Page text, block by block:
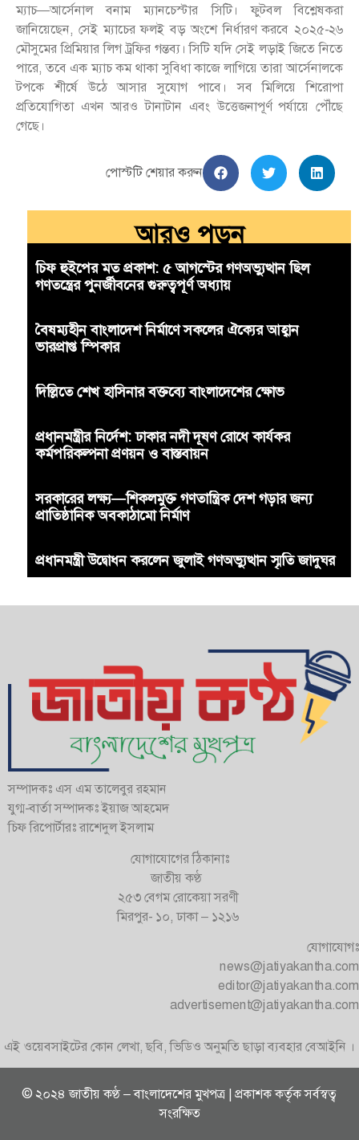
ম্যাচ—আর্সেনাল বনাম ম্যানচেস্টার সিটি। ফুটবল বিশ্লেষকরা
জানিয়েছেন, সেই ম্যাচের ফলই বড় অংশে নির্ধারণ করবে ২০২৫-২৬
মৌসুমের প্রিমিয়ার লিগ ট্রফির গন্তব্য। সিটি যদি সেই লড়াই জিতে নিতে
পারে, তবে এক ম্যাচ কম থাকা সুবিধা কাজে লাগিয়ে তারা আর্সেনালকে
টপকে শীর্ষে উঠে আসার সুযোগ পাবে। সব মিলিয়ে শিরোপা
প্রতিযোগিতা এখন আরও টানাটান এবং উত্তেজনাপূর্ণ পর্যায়ে পৌঁছে
গেছে।
পোস্টটি শেয়ার করুন
আরও পড়ুন
চিফ হুইপের মত প্রকাশ: ৫ আগস্টের গণঅভ্যুত্থান ছিল
গণতন্ত্রের পুনর্জীবনের গুরুত্বপূর্ণ অধ্যায়
বৈষম্যহীন বাংলাদেশ নির্মাণে সকলের ঐক্যের আহ্বান
ভারপ্রাপ্ত স্পিকার
দিল্লিতে শেখ হাসিনার বক্তব্যে বাংলাদেশের ক্ষোভ
প্রধানমন্ত্রীর নির্দেশ: ঢাকার নদী দূষণ রোধে কার্যকর
কর্মপরিকল্পনা প্রণয়ন ও বাস্তবায়ন
সরকারের লক্ষ্য—শিকলমুক্ত গণতান্ত্রিক দেশ গড়ার জন্য
প্রাতিষ্ঠানিক অবকাঠামো নির্মাণ
প্রধানমন্ত্রী উদ্বোধন করলেন জুলাই গণঅভ্যুত্থান স্মৃতি জাদুঘর
সম্পাদকঃ এস এম তালেবুর রহমান
যুগ্ম-বার্তা সম্পাদকঃ ইয়াজ আহমেদ
চিফ রিপোর্টারঃ রাশেদুল ইসলাম
যোগাযোগের ঠিকানাঃ
জাতীয় কণ্ঠ
২৫৩ বেগম রোকেয়া সরণী
মিরপুর- ১০, ঢাকা – ১২১৬
যোগাযোগঃ
news@jatiyakantha.com
editor@jatiyakantha.com
advertisement@jatiyakantha.com
এই ওয়েবসাইটের কোন লেখা, ছবি, ভিডিও অনুমতি ছাড়া ব্যবহার বেআইনি ।
© ২০২৪ জাতীয় কণ্ঠ – বাংলাদেশের মুখপত্র | প্রকাশক কর্তৃক সর্বস্বত্ব
সংরক্ষিত